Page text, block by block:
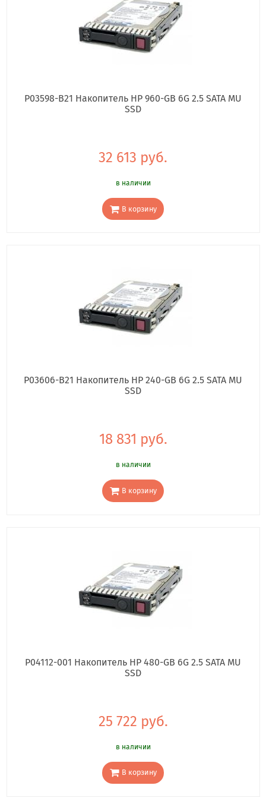
P03598-B21 Накопитель HP 960-GB 6G 2.5 SATA MU
SSD
32 613 руб.
в наличии
В корзину
P03606-B21 Накопитель HP 240-GB 6G 2.5 SATA MU
SSD
18 831 руб.
в наличии
В корзину
P04112-001 Накопитель HP 480-GB 6G 2.5 SATA MU
SSD
25 722 руб.
в наличии
В корзину